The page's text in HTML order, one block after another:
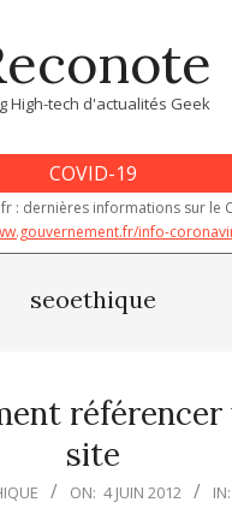
High-tech d'actualités Geek
COVID-19
: dernières informations sur le
info-
seoethique
référencer
site
ON: 4 JUIN 2012 IN: